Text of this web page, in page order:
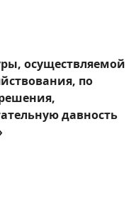
осуществляемой
по
давность
иных
или
осуществление
в жилое